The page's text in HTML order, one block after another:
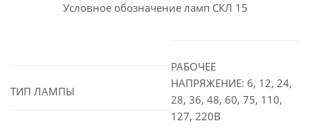
Условное обозначение ламп СКЛ 15
ТИП ЛАМПЫ
РАБОЧЕЕ
НАПРЯЖЕНИЕ: 6, 12, 24,
28, 36, 48, 60, 75, 110,
127, 220В